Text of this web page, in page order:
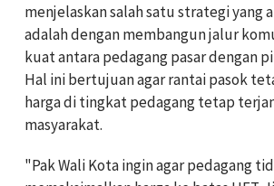
menjelaskan salah satu strategi yang
adalah dengan membangun jalur
kuat antara pedagang pasar dengan
Hal ini bertujuan agar rantai pasok
harga di tingkat pedagang tetap
masyarakat.
"Pak Wali Kota ingin agar pedagang